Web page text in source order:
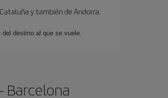
y también de Andorra.
destino al que se vuele.
Barcelona